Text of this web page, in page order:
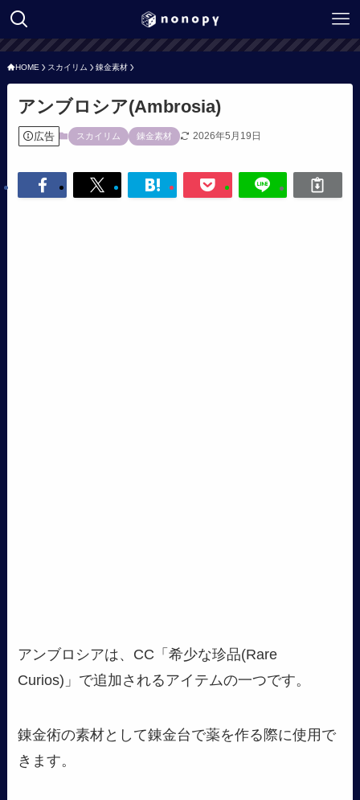
HOME スカイリム 錬金素材
アンブロシア(Ambrosia)
広告 スカイリム 錬金素材 2026年5月19日
アンブロシアは、CC「希少な珍品(Rare
Curios)」で追加されるアイテムの一つです。
錬金術の素材として錬金台で薬を作る際に使用で
きます。